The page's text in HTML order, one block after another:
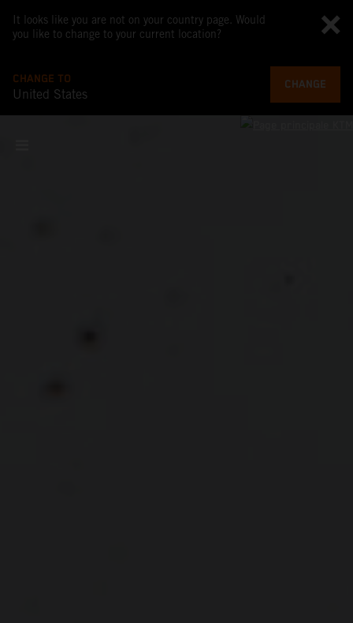
It looks like you are not on your country page. Would
you like to change to your current location?
CHANGE TO
United States
CHANGE